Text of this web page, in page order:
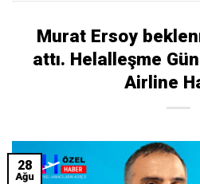
Murat Ersoy
attı. Helalleşme
Airline
28
Ağu